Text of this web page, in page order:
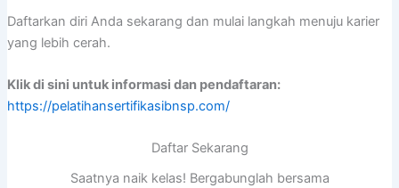
Daftarkan diri Anda sekarang dan mulai langkah menuju karier
yang lebih cerah.
Klik di sini untuk informasi dan pendaftaran:
https://pelatihansertifikasibnsp.com/
Daftar Sekarang
Saatnya naik kelas! Bergabunglah bersama